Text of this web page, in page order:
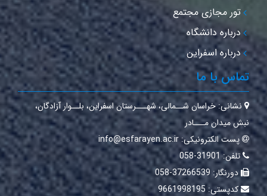
تور مجازی مجتمع
درباره دانشگاه
درباره اسفراین
تماس با ما
نشانی:خراسان شــمالی‌، شهـــرستان اسفراین‌، بلــوار آزادگان،
نبش میدان مـــادر
پست الکترونیکی:info@esfarayen.ac.ir
تلفن:31901-058
دورنگار: 37266539-058
کدپستی: 9661998195